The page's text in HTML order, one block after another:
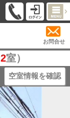
お問合せ
2室）
空室情報を確認